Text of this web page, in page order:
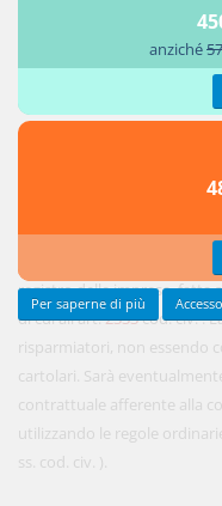
Percorsi
Aggiungi un
cod. civ. , dettato
il divieto
correlativamente, della
nel
registro delle imprese, fatta
di cui all'art.2333cod. civ. .
risparmiatori, non essendo
cartolari. Sarà
contrattuale afferente alla
utilizzando le regole
ss. cod. civ. ).
anziché
Per saperne di più